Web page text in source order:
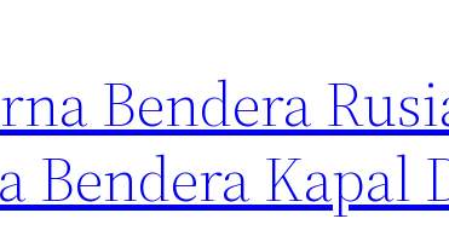
Bendera
Bendera Kapal